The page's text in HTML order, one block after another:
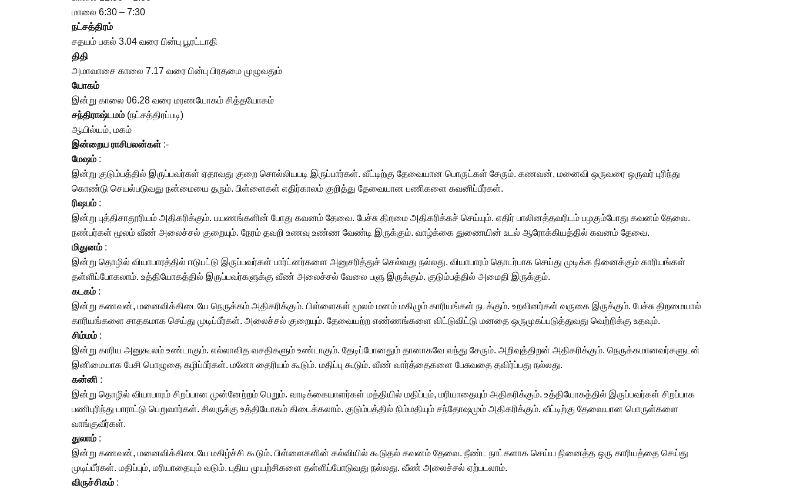
மாலை 6:30 – 7:30
நட்சத்திரம்
சதயம் பகல் 3.04 வரை பின்பு பூரட்டாதி
திதி
அமாவாசை காலை 7.17 வரை பின்பு பிரதமை முழுவதும்
யோகம்
இன்று காலை 06.28 வரை மரணயோகம் சித்தயோகம்
சந்திராஷ்டமம் (நட்சத்திரப்படி)
ஆயில்யம், மகம்
இன்றைய ராசிபலன்கள் :-
மேஷம் :
இன்று குடும்பத்தில் இருப்பவர்கள் ஏதாவது குறை சொல்லியபடி இருப்பார்கள். வீட்டிற்கு தேவையான பொருட்கள் சேரும். கணவன், மனைவி ஒருவரை ஒருவர் புரிந்து
கொண்டு செயல்படுவது நன்மையை தரும். பிள்ளைகள் எதிர்காலம் குறித்து தேவையான பணிகளை கவனிப்பீர்கள்.
ரிஷபம் :
இன்று புத்திசாதூரியம் அதிகரிக்கும். பயணங்களின் போது கவனம் தேவை. பேச்சு திறமை அதிகரிக்கச் செய்யும். எதிர் பாலினத்தவரிடம் பழகும்போது கவனம் தேவை.
நண்பர்கள் மூலம் வீண் அலைச்சல் குறையும். நேரம் தவறி உணவு உண்ண வேண்டி இருக்கும். வாழ்க்கை துணையின் உடல் ஆரோக்கியத்தில் கவனம் தேவை.
மிதுனம் :
இன்று தொழில் வியாபாரத்தில் ஈடுபட்டு இருப்பவர்கள் பார்ட்னர்களை அனுசரித்துச் செல்வது நல்லது. வியாபாரம் தொடர்பாக செய்து முடிக்க நினைக்கும் காரியங்கள்
தள்ளிப்போகலாம். உத்தியோகத்தில் இருப்பவர்களுக்கு வீண் அலைச்சல் வேலை பளு இருக்கும். குடும்பத்தில் அமைதி இருக்கும்.
கடகம் :
இன்று கணவன், மனைவிக்கிடையே நெருக்கம் அதிகரிக்கும். பிள்ளைகள் மூலம் மனம் மகிழும் காரியங்கள் நடக்கும். உறவினர்கள் வருகை இருக்கும். பேச்சு திறமையால்
காரியங்களை சாதகமாக செய்து முடிப்பீர்கள். அலைச்சல் குறையும். தேவையற்ற எண்ணங்களை விட்டுவிட்டு மனதை ஒருமுகப்படுத்துவது வெற்றிக்கு உதவும்.
சிம்மம் :
இன்று காரிய அனுகூலம் உண்டாகும். எல்லாவித வசதிகளும் உண்டாகும். தேடிப்போனதும் தானாகவே வந்து சேரும். அறிவுத்திறன் அதிகரிக்கும். நெருக்கமானவர்களுடன்
இனிமையாக பேசி பொழுதை கழிப்பீர்கள். மனோ தைரியம் கூடும். மதிப்பு கூடும். வீண் வார்த்தைகளை பேசுவதை தவிர்ப்பது நல்லது.
கன்னி :
இன்று தொழில் வியாபாரம் சிறப்பான முன்னேற்றம் பெறும். வாடிக்கையாளர்கள் மத்தியில் மதிப்பும், மரியாதையும் அதிகரிக்கும். உத்தியோகத்தில் இருப்பவர்கள் சிறப்பாக
பணிபுரிந்து பாராட்டு பெறுவார்கள். சிலருக்கு உத்தியோகம் கிடைக்கலாம். குடும்பத்தில் நிம்மதியும் சந்தோஷமும் அதிகரிக்கும். வீட்டிற்கு தேவையான பொருள்களை
வாங்குவீர்கள்.
துலாம் :
இன்று கணவன், மனைவிக்கிடையே மகிழ்ச்சி கூடும். பிள்ளைகளின் கல்வியில் கூடுதல் கவனம் தேவை. நீண்ட நாட்களாக செய்ய நினைத்த ஒரு காரியத்தை செய்து
முடிப்பீர்கள். மதிப்பும், மரியாதையும் வடும். புதிய முயற்சிகளை தள்ளிப்போடுவது நல்லது. வீண் அலைச்சல் ஏற்படலாம்.
விருச்சிகம் :